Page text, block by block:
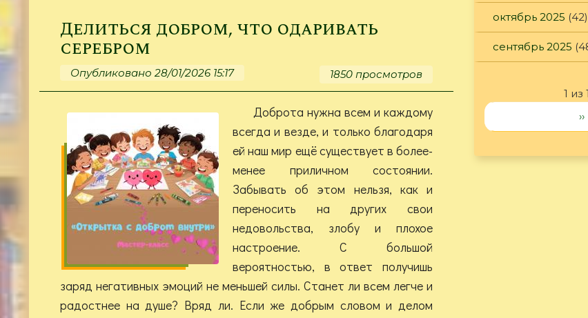
Делиться добром, что одаривать
серебром
Опубликовано 28/01/2026 15:17 1850 просмотров
Доброта нужна всем и каждому
всегда и везде, и только благодаря
ей наш мир ещё существует в более-
менее приличном состоянии.
Забывать об этом нельзя, как и
переносить на других свои
недовольства, злобу и плохое
настроение. С большой
вероятностью, в ответ получишь
заряд негативных эмоций не меньшей силы. Станет ли всем легче и
радостнее на душе? Вряд ли. Если же добрым словом и делом
октябрь 2025 (42)
сентябрь 2025
1 из
››